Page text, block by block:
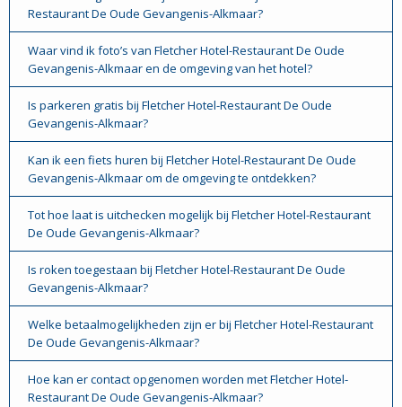
Restaurant De Oude Gevangenis-Alkmaar?
Waar vind ik foto’s van Fletcher Hotel-Restaurant De Oude
Gevangenis-Alkmaar en de omgeving van het hotel?
Is parkeren gratis bij Fletcher Hotel-Restaurant De Oude
Gevangenis-Alkmaar?
Kan ik een fiets huren bij Fletcher Hotel-Restaurant De Oude
Gevangenis-Alkmaar om de omgeving te ontdekken?
Tot hoe laat is uitchecken mogelijk bij Fletcher Hotel-Restaurant
De Oude Gevangenis-Alkmaar?
Is roken toegestaan bij Fletcher Hotel-Restaurant De Oude
Gevangenis-Alkmaar?
Welke betaalmogelijkheden zijn er bij Fletcher Hotel-Restaurant
De Oude Gevangenis-Alkmaar?
Hoe kan er contact opgenomen worden met Fletcher Hotel-
Restaurant De Oude Gevangenis-Alkmaar?